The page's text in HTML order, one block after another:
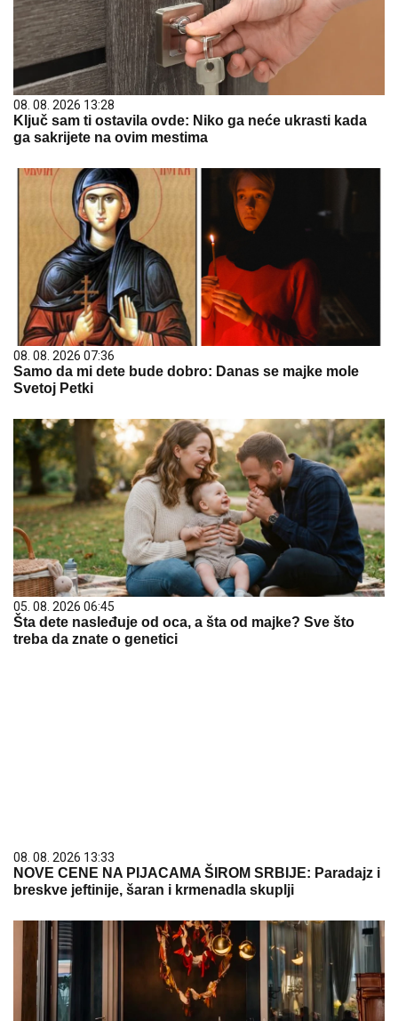
08. 08. 2026 13:28
Ključ sam ti ostavila ovde: Niko ga neće ukrasti kada
ga sakrijete na ovim mestima
08. 08. 2026 07:36
Samo da mi dete bude dobro: Danas se majke mole
Svetoj Petki
05. 08. 2026 06:45
Šta dete nasleđuje od oca, a šta od majke? Sve što
treba da znate o genetici
08. 08. 2026 13:33
NOVE CENE NA PIJACAMA ŠIROM SRBIJE: Paradajz i
breskve jeftinije, šaran i krmenadla skuplji